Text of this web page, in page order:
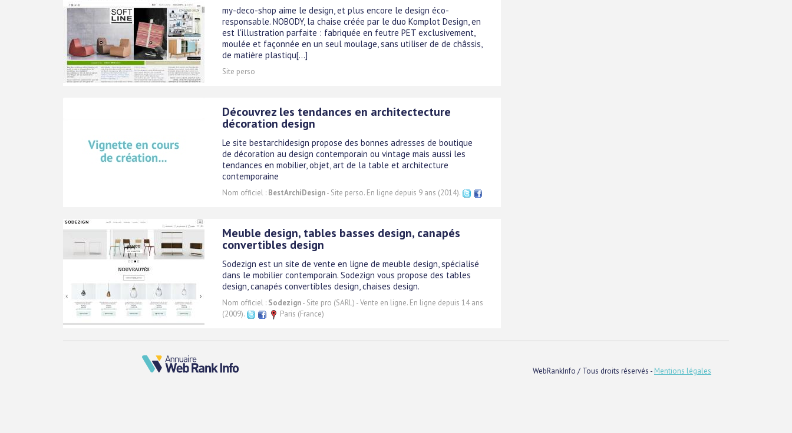
my-deco-shop aime le design, et plus encore le design éco-
responsable. NOBODY, la chaise créée par le duo Komplot Design, en
est l'illustration parfaite : fabriquée en feutre PET exclusivement,
moulée et façonnée en un seul moulage, sans utiliser de de châssis,
de matière plastiqu[...]
Site perso
Découvrez les tendances en architectecture
décoration design
Le site bestarchidesign propose des bonnes adresses de boutique
de décoration au design contemporain ou vintage mais aussi les
tendances en mobilier, objet, art de la table et architecture
contemporaine
Nom officiel : BestArchiDesign- Site perso. En ligne depuis 9 ans (2014).
Meuble design, tables basses design, canapés
convertibles design
Sodezign est un site de vente en ligne de meuble design, spécialisé
dans le mobilier contemporain. Sodezign vous propose des tables
design, canapés convertibles design, chaises design.
Nom officiel : Sodezign- Site pro (SARL) - Vente en ligne. En ligne depuis 14 ans
(2009).
Paris (France)
WebRankInfo / Tous droits réservés - Mentions légales